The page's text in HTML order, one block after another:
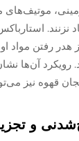
رفتن مواد
رویکرد آن‌ها
قهوه نیز
و